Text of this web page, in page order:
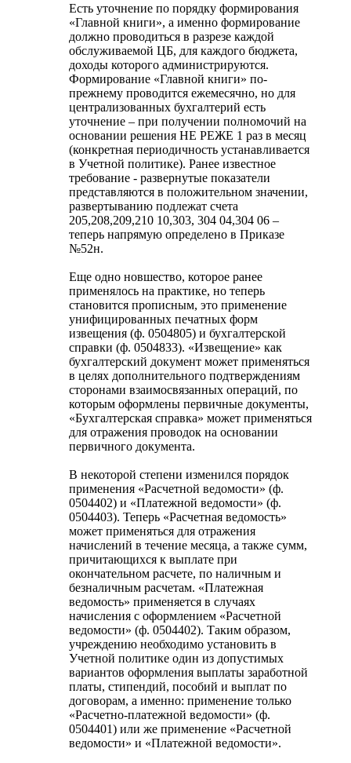
Есть уточнение по порядку формирования
«Главной книги», а именно формирование
должно проводиться в разрезе каждой
обслуживаемой ЦБ, для каждого бюджета,
доходы которого администрируются.
Формирование «Главной книги» по-
прежнему проводится ежемесячно, но для
централизованных бухгалтерий есть
уточнение – при получении полномочий на
основании решения НЕ РЕЖЕ 1 раз в месяц
(конкретная периодичность устанавливается
в Учетной политике). Ранее известное
требование - развернутые показатели
представляются в положительном значении,
развертыванию подлежат счета
205,208,209,210 10,303, 304 04,304 06 –
теперь напрямую определено в Приказе
№52н.
Еще одно новшество, которое ранее
применялось на практике, но теперь
становится прописным, это применение
унифицированных печатных форм
извещения (ф. 0504805) и бухгалтерской
справки (ф. 0504833). «Извещение» как
бухгалтерский документ может применяться
в целях дополнительного подтверждениям
сторонами взаимосвязанных операций, по
которым оформлены первичные документы,
«Бухгалтерская справка» может применяться
для отражения проводок на основании
первичного документа.
В некоторой степени изменился порядок
применения «Расчетной ведомости» (ф.
0504402) и «Платежной ведомости» (ф.
0504403). Теперь «Расчетная ведомость»
может применяться для отражения
начислений в течение месяца, а также сумм,
причитающихся к выплате при
окончательном расчете, по наличным и
безналичным расчетам. «Платежная
ведомость» применяется в случаях
начисления с оформлением «Расчетной
ведомости» (ф. 0504402). Таким образом,
учреждению необходимо установить в
Учетной политике один из допустимых
вариантов оформления выплаты заработной
платы, стипендий, пособий и выплат по
договорам, а именно: применение только
«Расчетно-платежной ведомости» (ф.
0504401) или же применение «Расчетной
ведомости» и «Платежной ведомости».